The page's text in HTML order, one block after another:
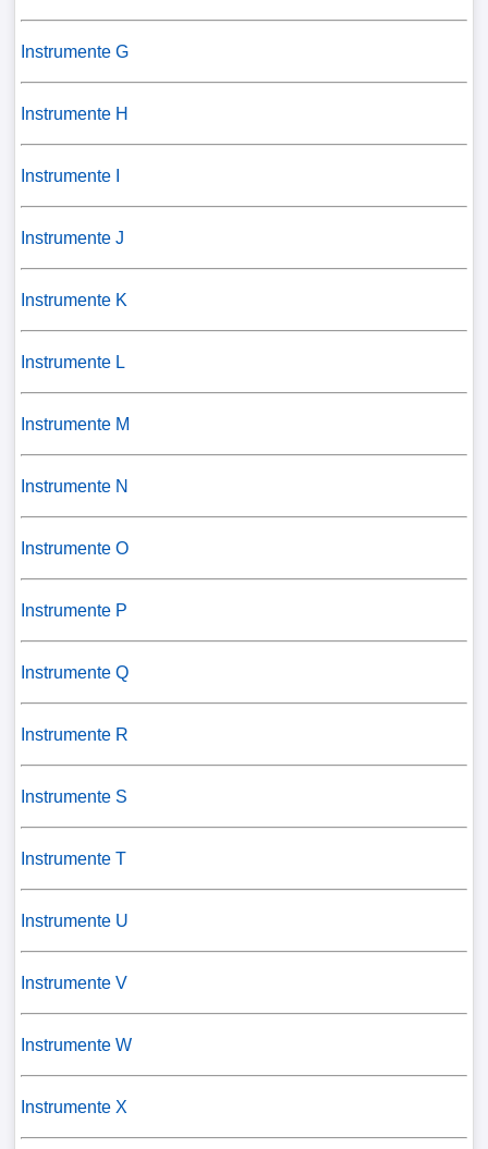
Instrumente G
Instrumente H
Instrumente I
Instrumente J
Instrumente K
Instrumente L
Instrumente M
Instrumente N
Instrumente O
Instrumente P
Instrumente Q
Instrumente R
Instrumente S
Instrumente T
Instrumente U
Instrumente V
Instrumente W
Instrumente X